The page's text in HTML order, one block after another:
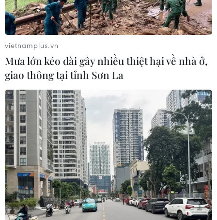
TIN CÙNG CHUYÊN MỤC
Model Kid Vietnam 2026 "tiếp lửa"
cho thí sinh nhí khu vực phía Nam
27/07/2026 07:48
VPBank và Coolmate nâng trải
nghiệm tại VPBank Hanoi
International Marathon
vietnamplus.vn
Mưa lớn kéo dài gây nhiều thiệt hại về nhà ở,
giao thông tại tỉnh Sơn La